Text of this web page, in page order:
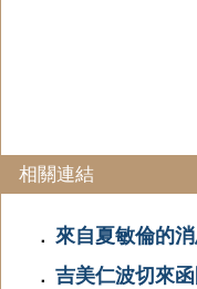
相關連結
． 來自夏敏倫的
． 吉美仁波切來